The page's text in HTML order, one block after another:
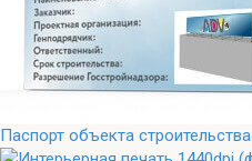
Паспорт объекта строительства